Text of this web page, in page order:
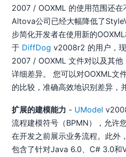
2007 / OOXML 的使用范围还在
Altova公司已经大幅降低了
步简化开发者在使用新的
于 DiffDog v2008r2 的用户，
2007 / OOXML 文件对以及其他
详细差异。 您可以对OOXML文
的比较，准确高效地识别差异，
扩展的建模能力 - UModel
流程建模符号（BPMN），允许
在开发之前展示业务流程。此
包含了针对Java 6.0、C# 3.0和